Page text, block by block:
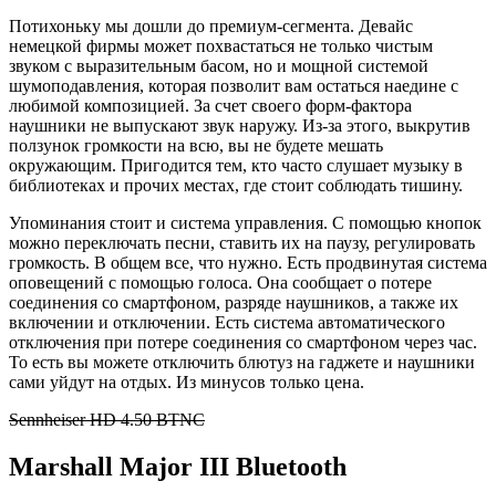
Потихоньку мы дошли до премиум-сегмента. Девайс
немецкой фирмы может похвастаться не только чистым
звуком с выразительным басом, но и мощной системой
шумоподавления, которая позволит вам остаться наедине с
любимой композицией. За счет своего форм-фактора
наушники не выпускают звук наружу. Из-за этого, выкрутив
ползунок громкости на всю, вы не будете мешать
окружающим. Пригодится тем, кто часто слушает музыку в
библиотеках и прочих местах, где стоит соблюдать тишину.
Упоминания стоит и система управления. С помощью кнопок
можно переключать песни, ставить их на паузу, регулировать
громкость. В общем все, что нужно. Есть продвинутая система
оповещений с помощью голоса. Она сообщает о потере
соединения со смартфоном, разряде наушников, а также их
включении и отключении. Есть система автоматического
отключения при потере соединения со смартфоном через час.
То есть вы можете отключить блютуз на гаджете и наушники
сами уйдут на отдых. Из минусов только цена.
Sennheiser HD 4.50 BTNC
Marshall Major III Bluetooth